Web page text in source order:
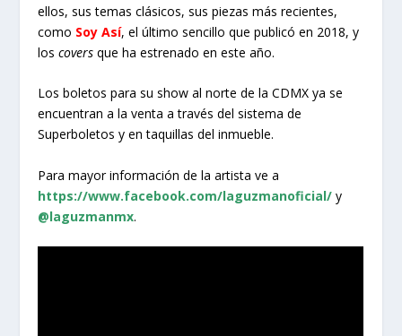
ellos, sus temas clásicos, sus piezas más recientes,
como Soy Así, el último sencillo que publicó en 2018, y
loscovers que ha estrenado en este año.
Los boletos para su show al norte de la CDMX ya se
encuentran a la venta a través del sistema de
Superboletos y en taquillas del inmueble.
Para mayor información de la artista ve a
https://www.facebook.com/laguzmanoficial/ y
@laguzmanmx.